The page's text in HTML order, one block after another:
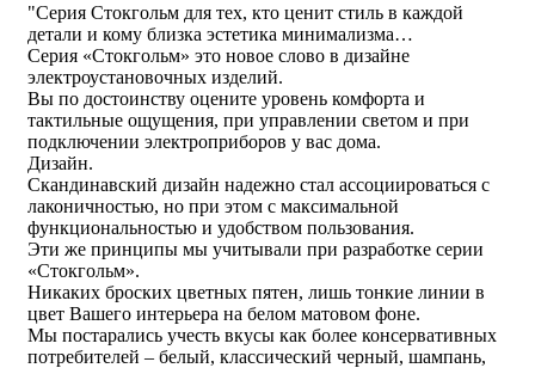
"Серия Стокгольм для тех, кто ценит стиль в каждой
детали и кому близка эстетика минимализма…
Серия «Стокгольм» это новое слово в дизайне
электроустановочных изделий.
Вы по достоинству оцените уровень комфорта и
тактильные ощущения, при управлении светом и при
подключении электроприборов у вас дома.
Дизайн.
Скандинавский дизайн надежно стал ассоциироваться с
лаконичностью, но при этом с максимальной
функциональностью и удобством пользования.
Эти же принципы мы учитывали при разработке серии
«Стокгольм».
Никаких броских цветных пятен, лишь тонкие линии в
цвет Вашего интерьера на белом матовом фоне.
Мы постарались учесть вкусы как более консервативных
потребителей – белый, классический черный, шампань,